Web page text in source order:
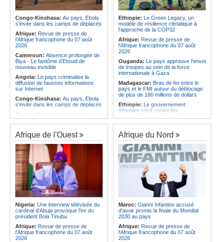
Afrique:La LSF salue le lancement
du premier ETF obligataire
souverain africain (USD) disponible
en Europe
Afrique: Promesse de la finale de la
Coupe du Monde 2030 au Maroc -
Infantino marquera-t-il le but de son
corrige le Kabuscorp en match de
préparation
Angola:Des experts prélèvent des
échantillons pour identifier les
victimes de l'accident de Cuanza-
Sul
Congo-Kinshasa: Au pays, Ebola
s'invite dans les camps de déplacés
Afrique: Revue de presse de
l'Afrique francophone du 07 août
2026
Cameroun: Absence prolongée de
Biya - Le fantôme d'Etoudi de
nouveau invisible
Angola: Le pays criminalise la
diffusion de fausses informations
sur Internet
Congo-Kinshasa: Au pays, Ebola
s'invite dans les camps de déplacés
Congo-Kinshasa:
A l'issue d'une
visite au pays, le chef de l'OMS
appelle à intensifier la riposte
Congo-Kinshasa:Transfert de 15
personnes vers l'AFC/M23
Centrafrique:
Un réseau mondial
de professionnels de la santé
connectés par la télémédecine
Congo-Kinshasa:Ebola au pays -
Africa CDC mise sur les
communautés
Afrique Centrale:L'explosion de la
demande de viande de brousse
extermine la faune sauvage
Ethiopie: Le Green Legacy, un
modèle de résilience climatique à
l'approche de la COP32
Afrique: Revue de presse de
l'Afrique francophone du 07 août
2026
Ouganda: Le pays approuve l'envoi
de troupes au sein de la force
internationale à Gaza
Madagascar: Bras de fer entre le
pays et le FMI autour du déblocage
de plus de 180 millions de dollars
Ethiopie: Le gouvernement
éthiopien sévit contre les
Kenya:Des associations de
femmes marchent pour dénoncer
les disparitions forcées
Afrique:La CEA renforce les
capacités des parlementaires de
l'Afrique de l'Est
Congo-Kinshasa:Après l'accord
avec une branche des FDLR, les
zones d'ombre persistent
Sud-Soudan:Le pays à la croisée
des chemins, alerte l'ONU
Rwanda:Rome et Kigali discutent
d'une possible externalisation au
pays des procédures d'asile à
destination de l'Italie
Afrique de l'Ouest
Nigeria: Une interview télévisée du
cardinal d'Abuja provoque l'ire du
président Bola Tinubu
Afrique: Revue de presse de
l'Afrique francophone du 07 août
2026
Afrique du Nord
Maroc: Gianni Infantino accusé
d'avoir promis la finale du Mondial
2030 au pays
Afrique: Revue de presse de
l'Afrique francophone du 07 août
2026